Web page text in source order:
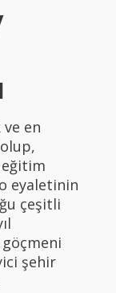
ve en
eyaletinin
çeşitli
şehir